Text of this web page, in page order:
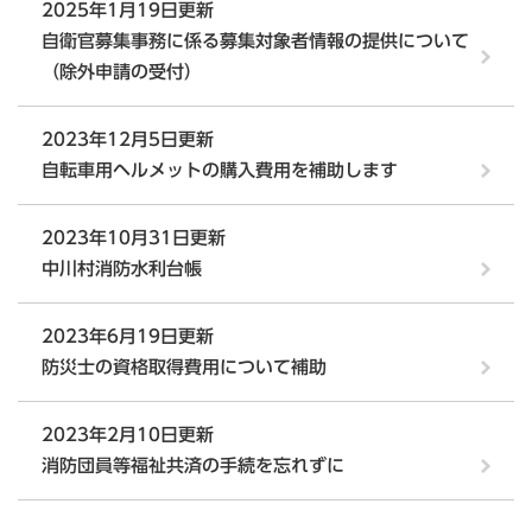
2025年1月19日更新
自衛官募集事務に係る募集対象者情報の提供について
（除外申請の受付）
2023年12月5日更新
自転車用ヘルメットの購入費用を補助します
2023年10月31日更新
中川村消防水利台帳
2023年6月19日更新
防災士の資格取得費用について補助
2023年2月10日更新
消防団員等福祉共済の手続を忘れずに